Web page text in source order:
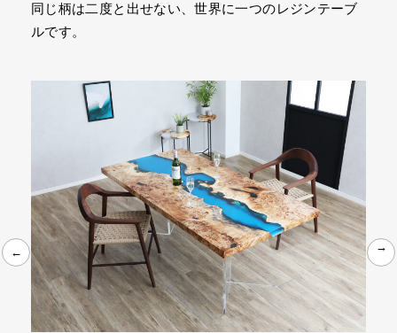
同じ柄は二度と出せない、世界に一つのレジンテーブ
ルです。
← ←